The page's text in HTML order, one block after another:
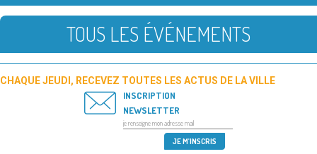
TOUS LES ÉVÉNEMENTS
CHAQUE JEUDI, RECEVEZ TOUTES LES ACTUS DE LA VILLE
INSCRIPTION
NEWSLETTER